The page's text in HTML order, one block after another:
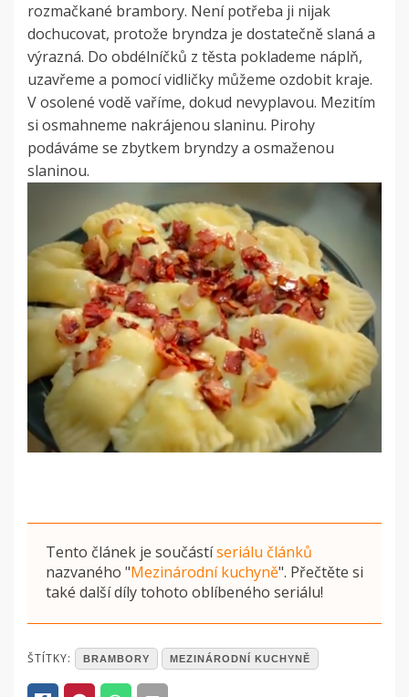
rozmačkané brambory. Není potřeba ji nijak
dochucovat, protože bryndza je dostatečně slaná a
výrazná. Do obdélníčků z těsta poklademe náplň,
uzavřeme a pomocí vidličky můžeme ozdobit kraje.
V osolené vodě vaříme, dokud nevyplavou. Mezitím
si osmahneme nakrájenou slaninu. Pirohy
podáváme se zbytkem bryndzy a osmaženou
slaninou.
Tento článek je součástíseriálu článků
nazvaného "Mezinárodní kuchyně". Přečtěte si
také další díly tohoto oblíbeného seriálu!
POSTED
ČLÁNKY
,
ŠTÍTKY: BRAMBORY MEZINÁRODNÍ KUCHYNĚ